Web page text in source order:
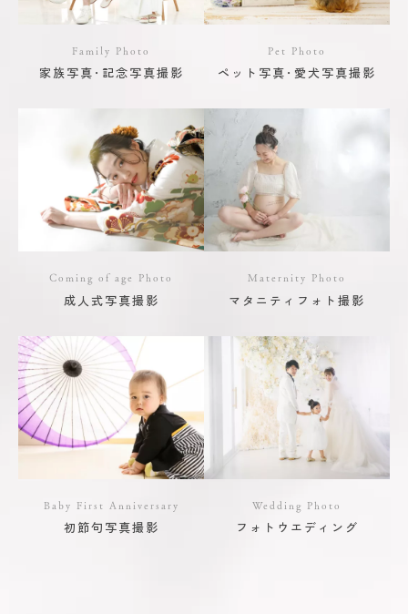
Family Photo
家族写真･記念写真撮影
Pet Photo
ペット写真･愛犬写真撮影
Coming of age Photo
成人式写真撮影
Maternity Photo
マタニティフォト撮影
Baby First Anniversary
初節句写真撮影
Wedding Photo
フォトウエディング